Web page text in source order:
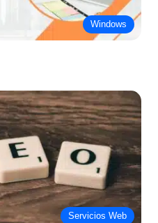
Windows
Servicios Web